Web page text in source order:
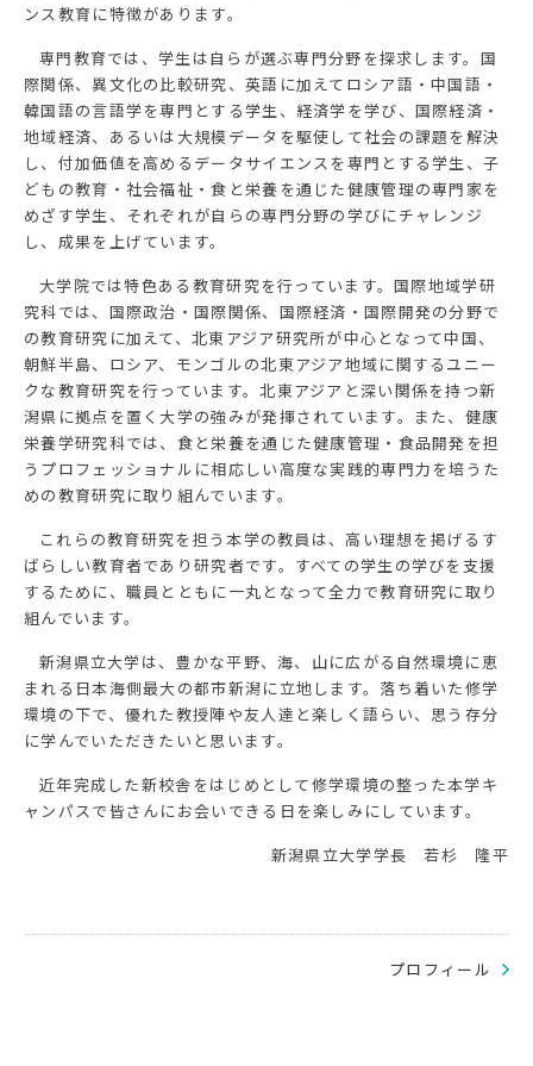
ンス教育に特徴があります。
専門教育では、学生は自らが選ぶ専門分野を探求します。国
際関係、異文化の比較研究、英語に加えてロシア語・中国語・
韓国語の言語学を専門とする学生、経済学を学び、国際経済・
地域経済、あるいは大規模データを駆使して社会の課題を解決
し、付加価値を高めるデータサイエンスを専門とする学生、子
どもの教育・社会福祉・食と栄養を通じた健康管理の専門家を
めざす学生、それぞれが自らの専門分野の学びにチャレンジ
し、成果を上げています。
大学院では特色ある教育研究を行っています。国際地域学研
究科では、国際政治・国際関係、国際経済・国際開発の分野で
の教育研究に加えて、北東アジア研究所が中心となって中国、
朝鮮半島、ロシア、モンゴルの北東アジア地域に関するユニー
クな教育研究を行っています。北東アジアと深い関係を持つ新
潟県に拠点を置く大学の強みが発揮されています。また、健康
栄養学研究科では、食と栄養を通じた健康管理・食品開発を担
うプロフェッショナルに相応しい高度な実践的専門力を培うた
めの教育研究に取り組んでいます。
これらの教育研究を担う本学の教員は、高い理想を掲げるす
ばらしい教育者であり研究者です。すべての学生の学びを支援
するために、職員とともに一丸となって全力で教育研究に取り
組んでいます。
新潟県立大学は、豊かな平野、海、山に広がる自然環境に恵
まれる日本海側最大の都市新潟に立地します。落ち着いた修学
環境の下で、優れた教授陣や友人達と楽しく語らい、思う存分
に学んでいただきたいと思います。
近年完成した新校舎をはじめとして修学環境の整った本学キ
ャンパスで皆さんにお会いできる日を楽しみにしています。
新潟県立大学学長 若杉 隆平
プロフィール